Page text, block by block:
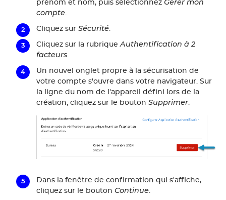
prénom et nom, puis sélectionnez
compte
Cliquez sur Sécurité
Cliquez sur la rubrique Authentification à 2
facteurs
Un nouvel onglet propre à la sécurisation de
votre compte s'ouvre dans votre navigateur. Sur
la ligne du nom de l'appareil défini lors de la
création, cliquez sur le bouton Supprimer
Dans la fenêtre de confirmation qui s'affiche,
cliquez sur le bouton Continue.